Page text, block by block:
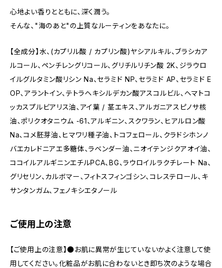
心地よい香りとともに、深く潤う。
そんな、"海のあと"の上質なルーティンをあなたに。
【全成分】水、(カプリル酸 / カプリン酸)ヤシアルキル、ブラシカア
ルコール、ペンチレングリコール、グリチルリチン酸 2K、ジラウロ
イルグルタミン酸リシン Na、セラミド NP、セラミド AP、セラミド E
OP、アラントイン、テトラヘキシルデカン酸アスコルビル、ヘマトコ
ッカスプルビアリス油、アイ葉 / 茎エキス、アルガニアスピノサ核
油、ポリクオタニウム -61、アルギニン、スクワラン、ヒアルロン酸
Na、コメ胚芽油、ヒマワリ種子油、トコフェロール、クラドシホンノ
バエカレドニアエ多糖体、ラベンダー油、ニオイテンジクアオイ油、
ココイルアルギニンエチルPCA、BG、ラウロイルラクチレート Na、
グリセリン、カルボマー、フィトスフィンゴシン、コレステロール、キ
サンタンガム、フェノキシエタノール
ご使用上の注意
【ご使用上の注意】●お肌に異常が生じていないかよく注意して使
用してください。化粧品がお肌に合わないとき即ち次のような場合